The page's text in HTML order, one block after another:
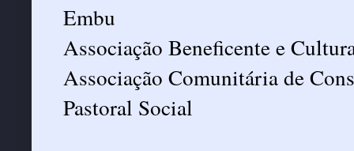
Embu
Associação Beneficente e
Associação Comunitária de
Pastoral Social